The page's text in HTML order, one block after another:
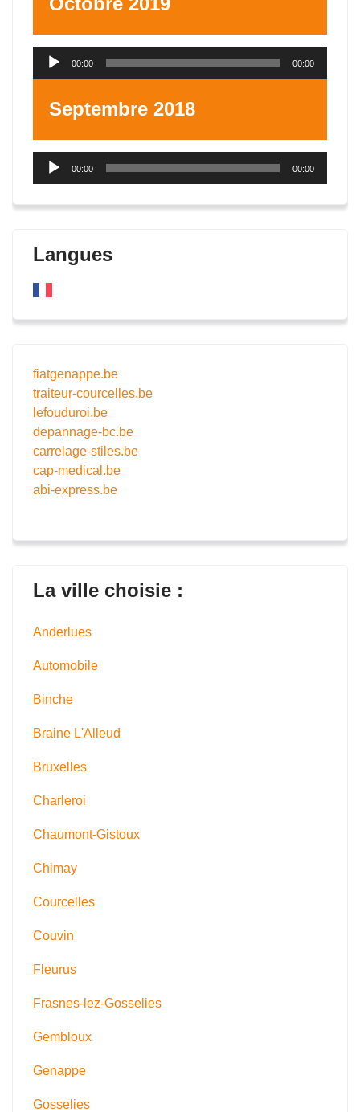
Lecteur
00:00 00:00
Septembre 2018
Lecteur
00:00 00:00
Langues
fiatgenappe.be
traiteur-courcelles.be
lefouduroi.be
depannage-bc.be
carrelage-stiles.be
cap-medical.be
abi-express.be
La ville choisie :
Anderlues
Automobile
Binche
Braine L'Alleud
Bruxelles
Charleroi
Chaumont-Gistoux
Chimay
Courcelles
Couvin
Fleurus
Frasnes-lez-Gosselies
Gembloux
Genappe
Gosselies